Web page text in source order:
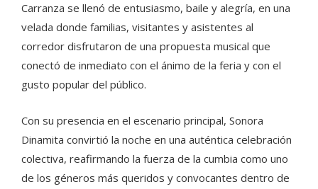
Carranza se llenó de entusiasmo, baile y alegría, en una
velada donde familias, visitantes y asistentes al
corredor disfrutaron de una propuesta musical que
conectó de inmediato con el ánimo de la feria y con el
gusto popular del público.
Con su presencia en el escenario principal, Sonora
Dinamita convirtió la noche en una auténtica celebración
colectiva, reafirmando la fuerza de la cumbia como uno
de los géneros más queridos y convocantes dentro de